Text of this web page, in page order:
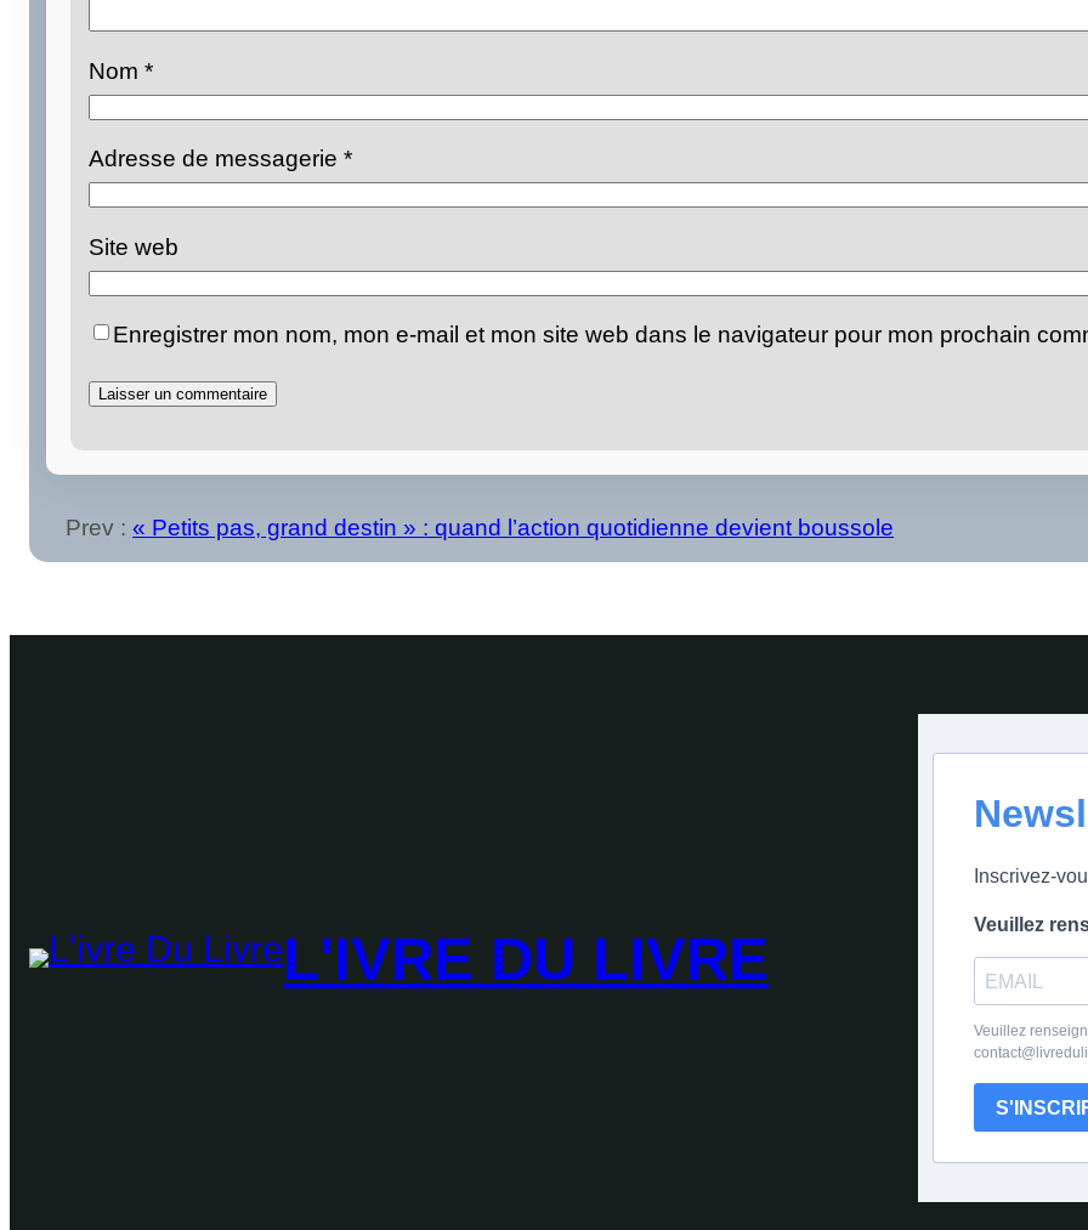
Nom*
Adresse de messagerie*
Site web
Enregistrer mon nom, mon e-mail et mon site web dans le navigateur pour mon prochain
Prev : ‎« Petits pas, grand destin » : quand l’action quotidienne devient boussole
L'IVRE DU LIVRE
Inscrivez-
Veuillez
Veuillez